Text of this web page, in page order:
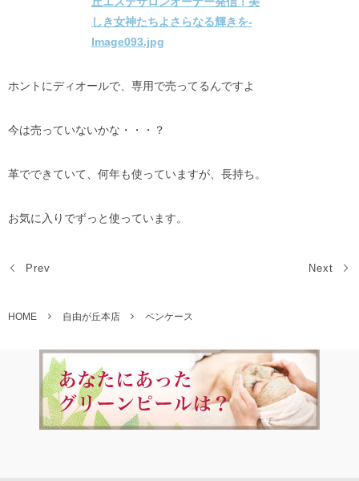
ホントにディオールで、専用で売ってるんですよ
今は売っていないかな・・・？
革でできていて、何年も使っていますが、長持ち。
お気に入りでずっと使っています。
Prev Next
HOME 自由が丘本店 ペンケース